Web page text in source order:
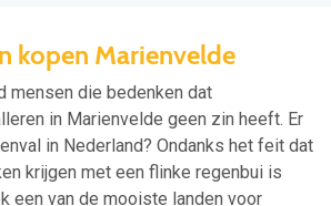
kopen Marienvelde
mensen die bedenken dat
in Marienvelde geen zin heeft. Er
in Nederland? Ondanks het feit dat
krijgen met een flinke regenbui is
een van de mooiste landen voor